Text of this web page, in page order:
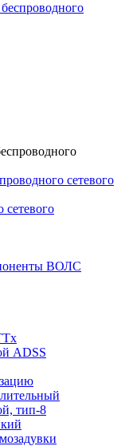
сетевого
сетевого
ВОЛС
ADSS
тип-8